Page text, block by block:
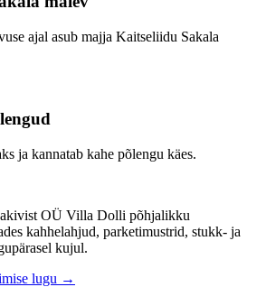
ajal asub majja Kaitseliidu Sakala
ja kannatab kahe põlengu käes.
OÜ Villa Dolli põhjalikku
kahhelahjud, parketimustrid, stukk- ja
kujul.
lugu →